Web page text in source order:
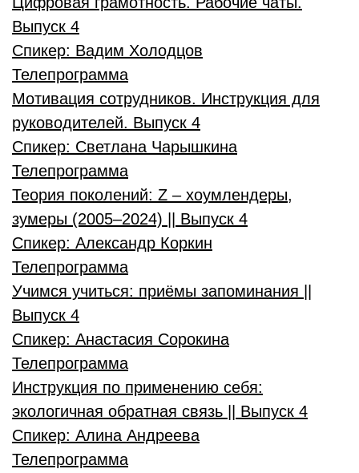
Выпуск 4
Спикер: Вадим Холодцов
Телепрограмма
Мотивация сотрудников. Инструкция для
руководителей. Выпуск 4
Спикер: Светлана Чарышкина
Телепрограмма
Теория поколений: Z – хоумлендеры,
зумеры (2005–2024) || Выпуск 4
Спикер: Александр Коркин
Телепрограмма
Учимся учиться: приёмы запоминания ||
Выпуск 4
Спикер: Анастасия Сорокина
Телепрограмма
Инструкция по применению себя:
экологичная обратная связь || Выпуск 4
Спикер: Алина Андреева
Телепрограмма